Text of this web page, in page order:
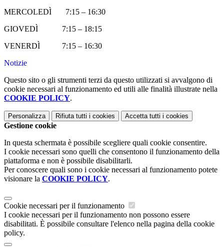
MERCOLEDÌ 7:15 – 16:30
GIOVEDÌ 7:15 – 18:15
VENERDÌ 7:15 – 16:30
Notizie
Questo sito o gli strumenti terzi da questo utilizzati si avvalgono di
cookie necessari al funzionamento ed utili alle finalità illustrate nella
COOKIE POLICY.
Personalizza Rifiuta tutti i cookies Accetta tutti i cookies
Gestione cookie
In questa schermata è possibile scegliere quali cookie consentire.
I cookie necessari sono quelli che consentono il funzionamento della
piattaforma e non è possibile disabilitarli.
Per conoscere quali sono i cookie necessari al funzionamento potete
visionare la COOKIE POLICY.
Cookie necessari per il funzionamento
I cookie necessari per il funzionamento non possono essere
disabilitati. È possibile consultare l'elenco nella pagina della cookie
policy.